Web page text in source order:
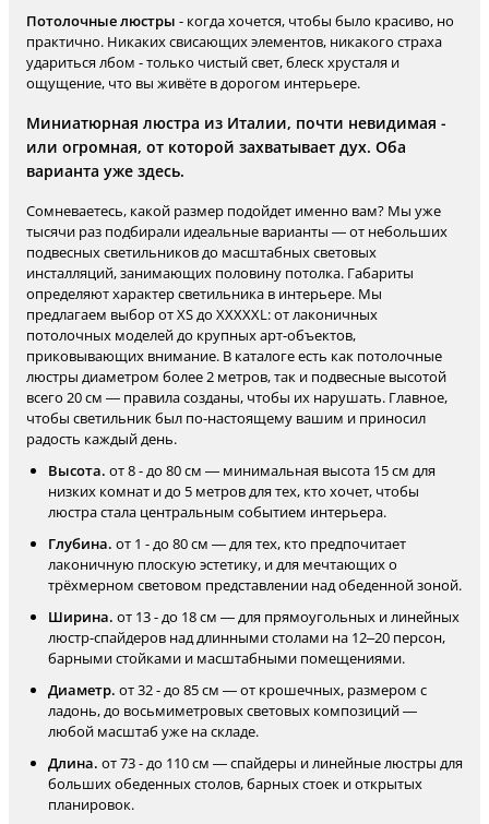
Потолочные люстры - когда хочется, чтобы было красиво, но
практично. Никаких свисающих элементов, никакого страха
удариться лбом - только чистый свет, блеск хрусталя и
ощущение, что вы живёте в дорогом интерьере.
Миниатюрная люстра из Италии, почти невидимая -
или огромная, от которой захватывает дух. Оба
варианта уже здесь.
Сомневаетесь, какой размер подойдет именно вам? Мы уже
тысячи раз подбирали идеальные варианты — от небольших
подвесных светильников до масштабных световых
инсталляций, занимающих половину потолка. Габариты
определяют характер светильника в интерьере. Мы
предлагаем выбор от XS до XXXXXL: от лаконичных
потолочных моделей до крупных арт-объектов,
приковывающих внимание. В каталоге есть как потолочные
люстры диаметром более 2 метров, так и подвесные высотой
всего 20 см — правила созданы, чтобы их нарушать. Главное,
чтобы светильник был по-настоящему вашим и приносил
радость каждый день.
Высота. от 8 - до 80 см — минимальная высота 15 см для
низких комнат и до 5 метров для тех, кто хочет, чтобы
люстра стала центральным событием интерьера.
Глубина. от 1 - до 80 см — для тех, кто предпочитает
лаконичную плоскую эстетику, и для мечтающих о
трёхмерном световом представлении над обеденной зоной.
Ширина. от 13 - до 18 см — для прямоугольных и линейных
люстр-спайдеров над длинными столами на 12–20 персон,
барными стойками и масштабными помещениями.
Диаметр. от 32 - до 85 см — от крошечных, размером с
ладонь, до восьмиметровых световых композиций —
любой масштаб уже на складе.
Длина. от 73 - до 110 см — спайдеры и линейные люстры для
больших обеденных столов, барных стоек и открытых
планировок.